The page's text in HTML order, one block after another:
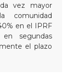
vez mayor
comunidad
en el IPRF
segundas
el plazo